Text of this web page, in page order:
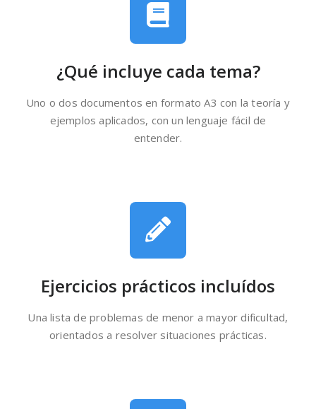
¿Qué incluye cada tema?
Uno o dos documentos en formato A3 con la teoría y
ejemplos aplicados, con un lenguaje fácil de
entender.
Ejercicios prácticos incluídos
Una lista de problemas de menor a mayor dificultad,
orientados a resolver situaciones prácticas.